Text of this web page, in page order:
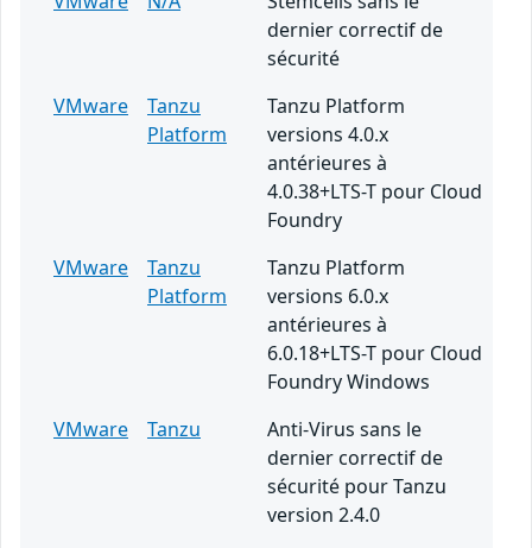
dernier correctif de
sécurité
VMware
Tanzu
Platform
Tanzu Platform
versions 4.0.x
antérieures à
4.0.38+LTS-T pour Cloud
Foundry
VMware
Tanzu
Platform
Tanzu Platform
versions 6.0.x
antérieures à
6.0.18+LTS-T pour Cloud
Foundry Windows
VMware
Tanzu
Anti-Virus sans le
dernier correctif de
sécurité pour Tanzu
version 2.4.0